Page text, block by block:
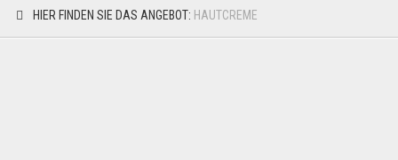
HIER FINDEN SIE DAS ANGEBOT: HAUTCREME